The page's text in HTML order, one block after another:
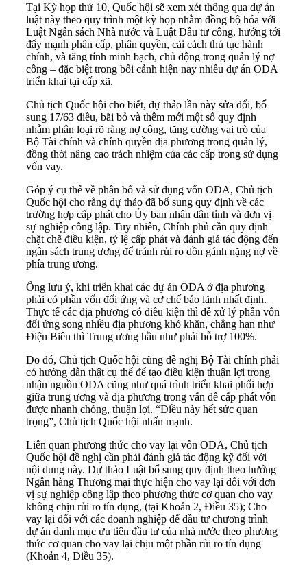
Tại Kỳ họp thứ 10, Quốc hội sẽ xem xét thông qua dự án
luật này theo quy trình một kỳ họp nhằm đồng bộ hóa với
Luật Ngân sách Nhà nước và Luật Đầu tư công, hướng tới
đẩy mạnh phân cấp, phân quyền, cải cách thủ tục hành
chính, và tăng tính minh bạch, chủ động trong quản lý nợ
công – đặc biệt trong bối cảnh hiện nay nhiều dự án ODA
triển khai tại cấp xã.
Chủ tịch Quốc hội cho biết, dự thảo lần này sửa đổi, bổ
sung 17/63 điều, bãi bỏ và thêm mới một số quy định
nhằm phân loại rõ ràng nợ công, tăng cường vai trò của
Bộ Tài chính và chính quyền địa phương trong quản lý,
đồng thời nâng cao trách nhiệm của các cấp trong sử dụng
vốn vay.
Góp ý cụ thể về phân bổ và sử dụng vốn ODA, Chủ tịch
Quốc hội cho rằng dự thảo đã bổ sung quy định về các
trường hợp cấp phát cho Ủy ban nhân dân tỉnh và đơn vị
sự nghiệp công lập. Tuy nhiên, Chính phủ cần quy định
chặt chẽ điều kiện, tỷ lệ cấp phát và đánh giá tác động đến
ngân sách trung ương để tránh rủi ro dồn gánh nặng nợ về
phía trung ương.
Ông lưu ý, khi triển khai các dự án ODA ở địa phương
phải có phần vốn đối ứng và cơ chế bảo lãnh nhất định.
Thực tế các địa phương có điều kiện thì dễ xử lý phần vốn
đối ứng song nhiều địa phương khó khăn, chẳng hạn như
Điện Biên thì Trung ương hầu như phải hỗ trợ 100%.
Do đó, Chủ tịch Quốc hội cũng đề nghị Bộ Tài chính phải
có hướng dẫn thật cụ thể để tạo điều kiện thuận lợi trong
nhận nguồn ODA cũng như quá trình triển khai phối hợp
giữa trung ương và địa phương trong vấn đề cấp phát vốn
được nhanh chóng, thuận lợi. “Điều này hết sức quan
trọng”, Chủ tịch Quốc hội nhấn mạnh.
Liên quan phương thức cho vay lại vốn ODA, Chủ tịch
Quốc hội đề nghị cần phải đánh giá tác động kỹ đối với
nội dung này. Dự thảo Luật bổ sung quy định theo hướng
Ngân hàng Thương mại thực hiện cho vay lại đối với đơn
vị sự nghiệp công lập theo phương thức cơ quan cho vay
không chịu rủi ro tín dụng, (tại Khoản 2, Điều 35); Cho
vay lại đối với các doanh nghiệp để đầu tư chương trình
dự án danh mục ưu tiên đầu tư của nhà nước theo phương
thức cơ quan cho vay lại chịu một phần rủi ro tín dụng
(Khoản 4, Điều 35).